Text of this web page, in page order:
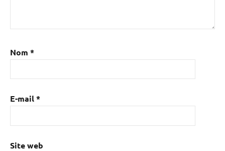
Nom *
E-mail*
Site web